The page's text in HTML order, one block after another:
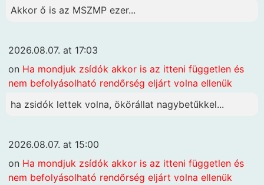
Akkor ő is az MSZMP ezer...
2026.08.07. at 17:03
on Ha mondjuk zsídók akkor is az itteni független és
nem befolyásolható rendőrség eljárt volna ellenük
ha zsidók lettek volna, ökörállat nagybetűkkel...
2026.08.07. at 15:00
on Ha mondjuk zsídók akkor is az itteni független és
nem befolyásolható rendőrség eljárt volna ellenük